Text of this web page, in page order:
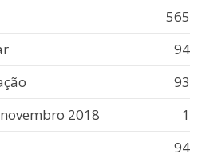
565
94
93
2018
1
94